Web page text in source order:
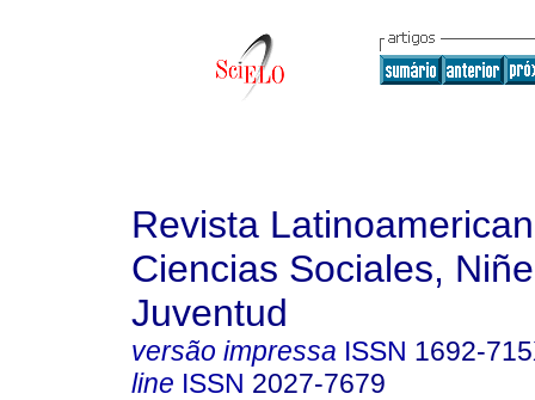
Revista
Ciencias Sociales,
Juventud
versão impressa ISSN 1692-
line ISSN 2027-7679